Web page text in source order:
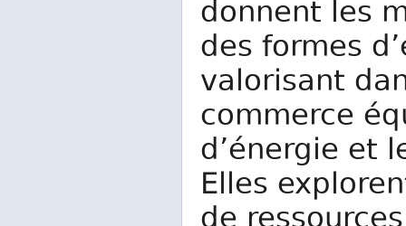
donnent les
des formes
valorisant
commerce
d’énergie et
Elles